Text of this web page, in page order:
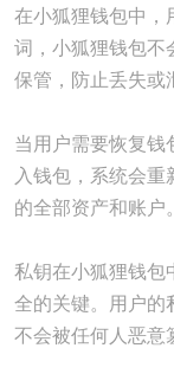
在小狐狸钱包中，
词，小狐狸钱包不
保管，防止丢失或
当用户需要恢复钱
入钱包，系统会
的全部资产和账户。
私钥在小狐狸钱包
全的关键。用户的
不会被任何人恶意